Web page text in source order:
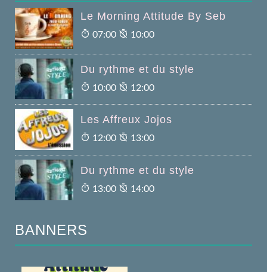
Le Morning Attitude By Seb
07:00 10:00
Du rythme et du style
10:00 12:00
Les Affreux Jojos
12:00 13:00
Du rythme et du style
13:00 14:00
BANNERS